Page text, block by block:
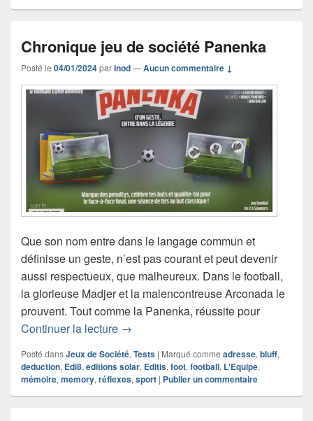
Chronique jeu de société Panenka
Posté le 04/01/2024parInod—Aucun commentaire ↓
Que son nom entre dans le langage commun et
définisse un geste, n’est pas courant et peut devenir
aussi respectueux, que malheureux. Dans le football,
la glorieuse Madjer et la malencontreuse Arconada le
prouvent. Tout comme la Panenka, réussite pour
Continuer la lecture Chronique jeu de société Panenka
→
Posté dansJeux de Société,Tests | Marqué comme adresse,bluff,
deduction, Edi8,editions solar, Editis,foot,football, L'Equipe,
mémoire,memory,réflexes,sport | Publier un commentaire